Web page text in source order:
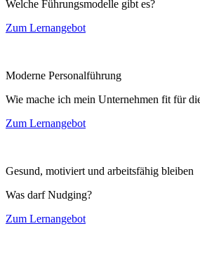
Welche Führungsmodelle gibt es?
Zum Lernangebot
Moderne Personalführung
Wie mache ich mein Unternehmen fit für
Zum Lernangebot
Gesund, motiviert und arbeitsfähig bleiben
Was darf Nudging?
Zum Lernangebot